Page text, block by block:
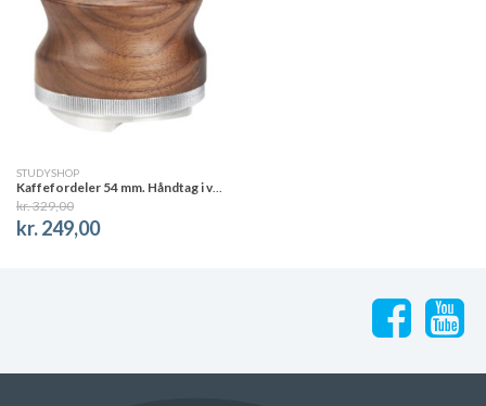
STUDYSHOP
Kaffefordeler 54 mm. Håndtag i valnød. Justerbar højde.
kr. 329,00
kr. 249,00